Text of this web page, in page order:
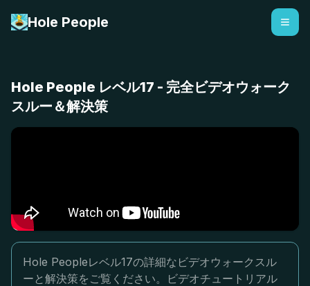
Hole People
Hole People レベル17 - 完全ビデオウォーク
スルー＆解決策
Hole Peopleレベル17の詳細なビデオウォークスル
ーと解決策をご覧ください。ビデオチュートリアル